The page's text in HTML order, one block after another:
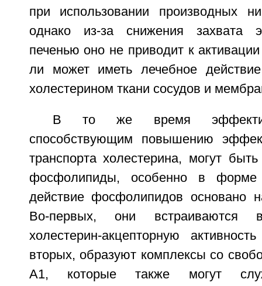
при использовании производных
однако из-за снижения захвата
печенью оно не приводит к
ли может иметь лечебное
холестерином ткани сосудов и
В то же время
способствующим повышению
транспорта холестерина, могут
фосфолипиды, особенно в форме
действие фосфолипидов основано
Во-первых, они
холестерин-акцепторную
вторых, образуют комплексы со
А1, которые также могут